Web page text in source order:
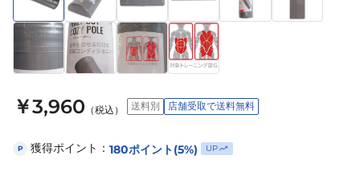
￥3,960 （税込） 送料別 店舗受取で送料無料
P 獲得ポイント： 180ポイント(5%) UP